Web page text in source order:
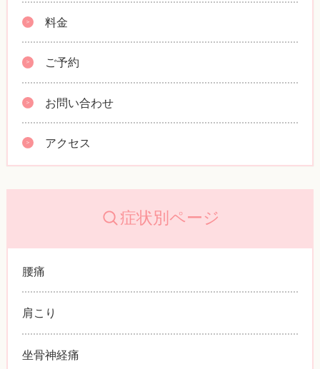
料金
ご予約
お問い合わせ
アクセス
症状別ページ
腰痛
肩こり
坐骨神経痛